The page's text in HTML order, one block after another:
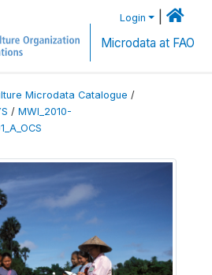
Login
Microdata at FAO
Microdata Catalogue /
/ MWI_2010-